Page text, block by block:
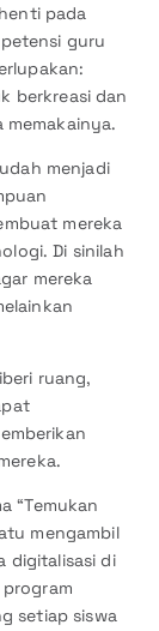
pada
guru
berkreasi dan
menjadi
mereka
Di sinilah
mereka
ruang,
“Temukan
mengambil
digitalisasi di
setiap siswa